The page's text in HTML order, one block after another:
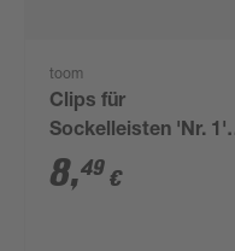
toom
Clips für
Sockelleisten 'Nr. 1'
schwarz, 20 Stück
8,49 €